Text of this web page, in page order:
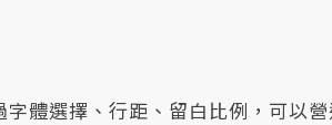
體選擇、行距、留白比例，可以